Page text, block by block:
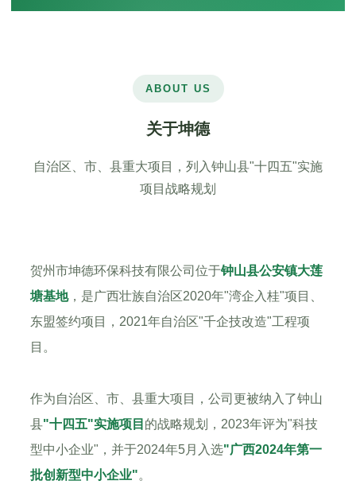
ABOUT US
关于坤德
自治区、市、县重大项目，列入钟山县"十四五"实施
项目战略规划
贺州市坤德环保科技有限公司位于钟山县公安镇大莲
塘基地，是广西壮族自治区2020年"湾企入桂"项目、
东盟签约项目，2021年自治区"千企技改造"工程项
目。
作为自治区、市、县重大项目，公司更被纳入了钟山
县"十四五"实施项目 的战略规划，2023年评为"科技
型中小企业"，并于2024年5月入选"广西2024年第一
批创新型中小企业"。